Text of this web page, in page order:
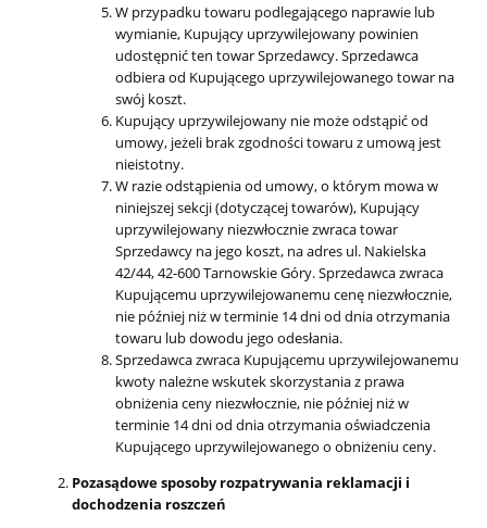
W przypadku towaru podlegającego naprawie lub
wymianie, Kupujący uprzywilejowany powinien
udostępnić ten towar Sprzedawcy. Sprzedawca
odbiera od Kupującego uprzywilejowanego towar na
swój koszt.
Kupujący uprzywilejowany nie może odstąpić od
umowy, jeżeli brak zgodności towaru z umową jest
nieistotny.
W razie odstąpienia od umowy, o którym mowa w
niniejszej sekcji (dotyczącej towarów), Kupujący
uprzywilejowany niezwłocznie zwraca towar
Sprzedawcy na jego koszt, na adres ul. Nakielska
42/44, 42-600 Tarnowskie Góry. Sprzedawca zwraca
Kupującemu uprzywilejowanemu cenę niezwłocznie,
nie później niż w terminie 14 dni od dnia otrzymania
towaru lub dowodu jego odesłania.
Sprzedawca zwraca Kupującemu uprzywilejowanemu
kwoty należne wskutek skorzystania z prawa
obniżenia ceny niezwłocznie, nie później niż w
terminie 14 dni od dnia otrzymania oświadczenia
Kupującego uprzywilejowanego o obniżeniu ceny.
Pozasądowe sposoby rozpatrywania reklamacji i
dochodzenia roszczeń